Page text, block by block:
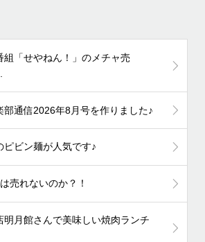
組「せやねん！」のメチャ売
部通信2026年8月号を作りました♪
ピビン麺が人気です♪
売れないのか？！
明月館さんで美味しい焼肉ランチ